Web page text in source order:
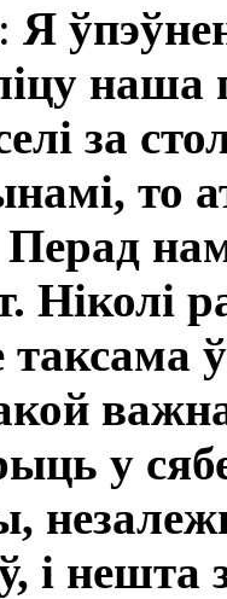
: Я
за
то
Ніколі
у
і нешта